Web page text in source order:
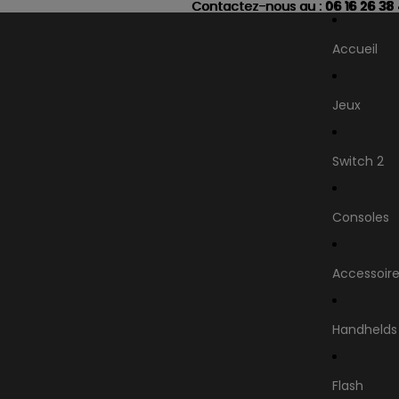
Contactez-nous au : 06 16 26 38
Contactez-nous au : 06 16 26 38
Accueil
Jeux
Switch 2
Consoles
Handhelds
Flash